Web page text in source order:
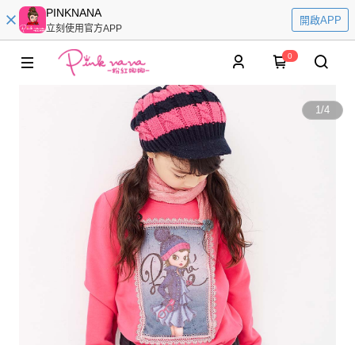
PINKNANA
立刻使用官方APP
開啟APP
0
1/4